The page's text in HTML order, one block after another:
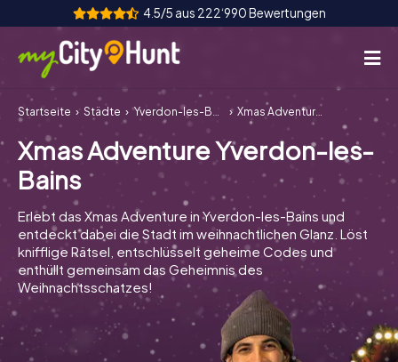
4.5/5 aus 222‘990 Bewertungen
So funktioniert's
Städte
Touren
Teamevent
Tickets
INT AT CH
DE
ES
FR UK
Startseite Städte Yverdon-les-Bains Xmas Adventure Yverdon-les-Bains
Xmas Adventure Yverdon-les-
Bains
Erlebt das Xmas Adventure in Yverdon-les-Bains und
entdeckt dabei die Stadt im weihnachtlichen Glanz. Löst
knifflige Rätsel, entschlüsselt geheime Codes und
enthüllt gemeinsam das Geheimnis des
Weihnachtsschatzes!